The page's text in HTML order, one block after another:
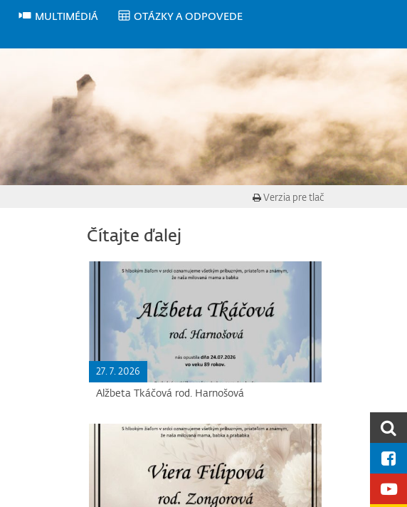
MULTIMÉDIÁ
OTÁZKY A ODPOVEDE
Verzia pre tlač
Čítajte ďalej
27. 7. 2026
Alžbeta Tkáčová rod. Harnošová